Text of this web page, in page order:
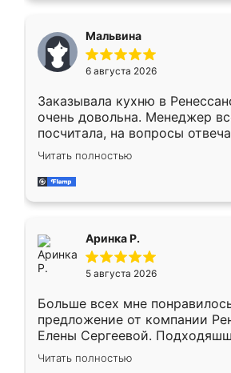
меньше, здесь же он более
Мне нравится ,если что-то
мебели буду заказывать
Мальвина
6 августа 2026
Заказывала кухню в
очень довольна. Менеджер
посчитала, на вопросы
Замерщик приехал в субботу,
делу со всей
за день, ребята работали
Читать полностью
Аринка Р.
5 августа 2026
Больше всех мне
предложение от компании
Елены Сергеевой.
короткие сроки
для замера сотрудник
Читать полностью